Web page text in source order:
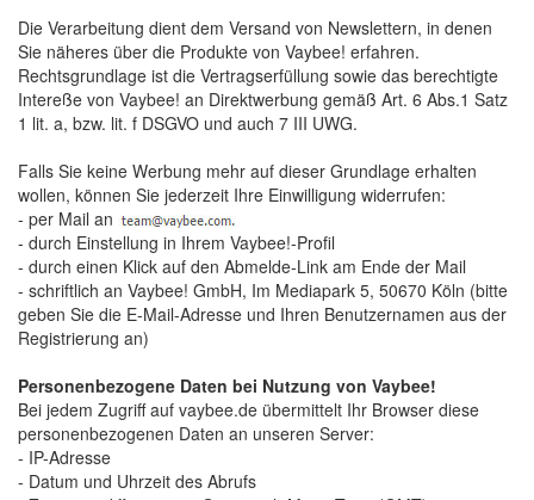
Die Verarbeitung dient dem Versand von Newslettern, in denen
Sie näheres über die Produkte von Vaybee! erfahren.
Rechtsgrundlage ist die Vertragserfüllung sowie das berechtigte
Intereße von Vaybee! an Direktwerbung gemäß Art. 6 Abs.1 Satz
1 lit. a, bzw. lit. f DSGVO und auch 7 III UWG.
Falls Sie keine Werbung mehr auf dieser Grundlage erhalten
wollen, können Sie jederzeit Ihre Einwilligung widerrufen:
- per Mail an
- durch Einstellung in Ihrem Vaybee!-Profil
- durch einen Klick auf den Abmelde-Link am Ende der Mail
- schriftlich an Vaybee! GmbH, Im Mediapark 5, 50670 Köln (bitte
geben Sie die E-Mail-Adresse und Ihren Benutzernamen aus der
Registrierung an)
Personenbezogene Daten bei Nutzung von Vaybee!
Bei jedem Zugriff auf vaybee.de übermittelt Ihr Browser diese
personenbezogenen Daten an unseren Server:
- IP-Adresse
- Datum und Uhrzeit des Abrufs